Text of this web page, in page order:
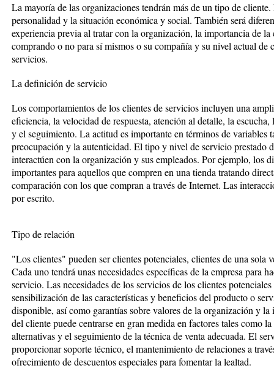
La mayoría de las organizaciones tendrán más de un tipo de
personalidad y la situación económica y social. También será
experiencia previa al tratar con la organización, la importancia de la
comprando o no para sí mismos o su compañía y su nivel actual de
servicios.
La definición de servicio
Los comportamientos de los clientes de servicios incluyen una
eficiencia, la velocidad de respuesta, atención al detalle, la
y el seguimiento. La actitud es importante en términos de variables
preocupación y la autenticidad. El tipo y nivel de servicio prestado
interactúen con la organización y sus empleados. Por ejemplo, los
importantes para aquellos que compren en una tienda tratando
comparación con los que compran a través de Internet. Las
por escrito.
Tipo de relación
"Los clientes" pueden ser clientes potenciales, clientes de una sola
Cada uno tendrá unas necesidades específicas de la empresa para
servicio. Las necesidades de los servicios de los clientes
sensibilización de las características y beneficios del producto o
disponible, así como garantías sobre valores de la organización y
del cliente puede centrarse en gran medida en factores tales como
alternativas y el seguimiento de la técnica de venta adecuada. El
proporcionar soporte técnico, el mantenimiento de relaciones a
ofrecimiento de descuentos especiales para fomentar la lealtad.